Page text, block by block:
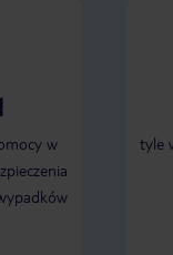
w
tyle